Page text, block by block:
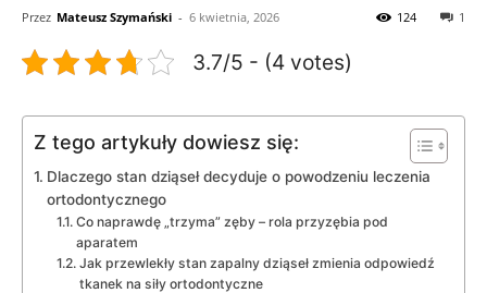
Przez Mateusz Szymański - 6 kwietnia, 2026 1
124
3.7/5 - (4 votes)
Z tego artykuły dowiesz się:
Dlaczego stan dziąseł decyduje o powodzeniu leczenia
ortodontycznego
Co naprawdę „trzyma” zęby – rola przyzębia pod
aparatem
Jak przewlekły stan zapalny dziąseł zmienia odpowiedź
tkanek na siły ortodontyczne